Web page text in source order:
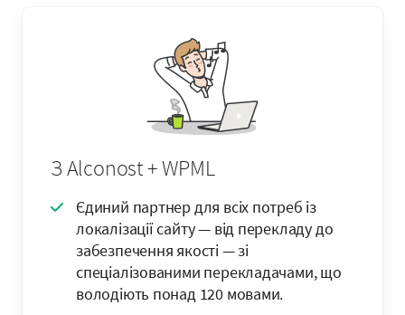
З Alconost + WPML
Єдиний партнер для всіх потреб із
локалізації сайту — від перекладу до
забезпечення якості — зі
спеціалізованими перекладачами, що
володіють понад 120 мовами.